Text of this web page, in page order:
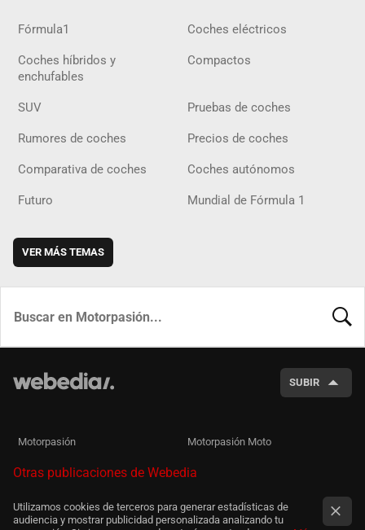
Fórmula1 Coches eléctricos
Coches híbridos y
enchufables
Compactos
SUV Pruebas de coches
Rumores de coches Precios de coches
Comparativa de coches Coches autónomos
Futuro Mundial de Fórmula 1
VER MÁS TEMAS
SUBIR
Motorpasión Motorpasión Moto
Otras publicaciones de Webedia
Utilizamos cookies de terceros para generar estadísticas de
audiencia y mostrar publicidad personalizada analizando tu